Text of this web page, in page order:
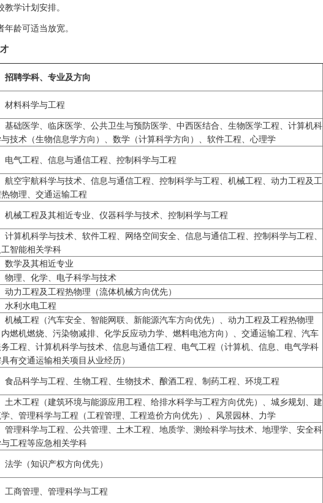
学计划安排。
龄可适当放宽。
招聘学科、专业及方向
材料科学与工程
基础医学、临床医学、公共卫生与预防医学、中西医结合、生物医学工程、计算机科
技术（生物信息学方向）、数学（计算科学方向）、软件工程、心理学
电气工程、信息与通信工程、控制科学与工程
航空宇航科学与技术、信息与通信工程、控制科学与工程、机械工程、动力工程及工
物理、交通运输工程
机械工程及其相近专业、仪器科学与技术、控制科学与工程
计算机科学与技术、软件工程、网络空间安全、信息与通信工程、控制科学与工程、
工智能相关学科
数学及其相近专业
物理、化学、电子科学与技术
动力工程及工程热物理（流体机械方向优先）
水利水电工程
机械工程（汽车安全、智能网联、新能源汽车方向优先）、动力工程及工程热物理
内燃机燃烧、污染物减排、化学反应动力学、燃料电池方向）、交通运输工程、汽车
工程、计算机科学与技术、信息与通信工程、电气工程（计算机、信息、电气学科
有交通运输相关项目从业经历）
食品科学与工程、生物工程、生物技术、酿酒工程、制药工程、环境工程
土木工程（建筑环境与能源应用工程、给排水科学与工程方向优先）、城乡规划、建
、管理科学与工程（工程管理、工程造价方向优先）、风景园林、力学
管理科学与工程、公共管理、土木工程、地质学、测绘科学与技术、地理学、安全科
工程等应急相关学科
法学（知识产权方向优先）
工商管理、管理科学与工程